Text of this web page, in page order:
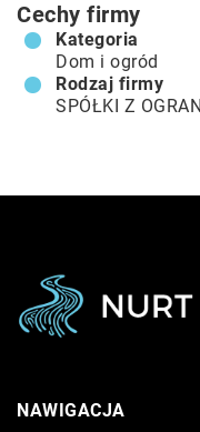
Cechy firmy
Kategoria
Dom i ogród
Rodzaj firmy
SPÓŁKI Z
NAWIGACJA